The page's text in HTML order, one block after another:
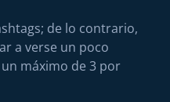
de lo contrario,
a verse un poco
máximo de 3 por